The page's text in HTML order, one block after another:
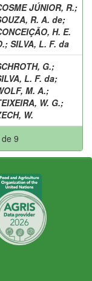
JÚNIOR, R.;
R. A. de;
H. E.
; SILVA, L. F. da
G.;
L. F. da;
M. A.;
W. G.;
W.
9